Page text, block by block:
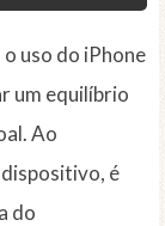
uso do iPhone
um equilíbrio
Ao
é
do